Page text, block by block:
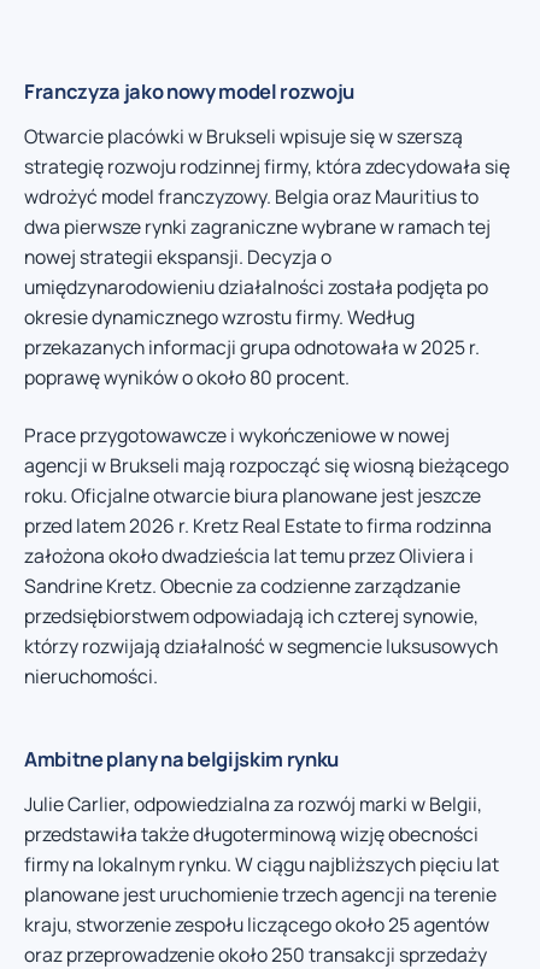
Franczyza jako nowy model rozwoju
Otwarcie placówki w Brukseli wpisuje się w szerszą
strategię rozwoju rodzinnej firmy, która zdecydowała się
wdrożyć model franczyzowy. Belgia oraz Mauritius to
dwa pierwsze rynki zagraniczne wybrane w ramach tej
nowej strategii ekspansji. Decyzja o
umiędzynarodowieniu działalności została podjęta po
okresie dynamicznego wzrostu firmy. Według
przekazanych informacji grupa odnotowała w 2025 r.
poprawę wyników o około 80 procent.
Prace przygotowawcze i wykończeniowe w nowej
agencji w Brukseli mają rozpocząć się wiosną bieżącego
roku. Oficjalne otwarcie biura planowane jest jeszcze
przed latem 2026 r. Kretz Real Estate to firma rodzinna
założona około dwadzieścia lat temu przez Oliviera i
Sandrine Kretz. Obecnie za codzienne zarządzanie
przedsiębiorstwem odpowiadają ich czterej synowie,
którzy rozwijają działalność w segmencie luksusowych
nieruchomości.
Ambitne plany na belgijskim rynku
Julie Carlier, odpowiedzialna za rozwój marki w Belgii,
przedstawiła także długoterminową wizję obecności
firmy na lokalnym rynku. W ciągu najbliższych pięciu lat
planowane jest uruchomienie trzech agencji na terenie
kraju, stworzenie zespołu liczącego około 25 agentów
oraz przeprowadzenie około 250 transakcji sprzedaży